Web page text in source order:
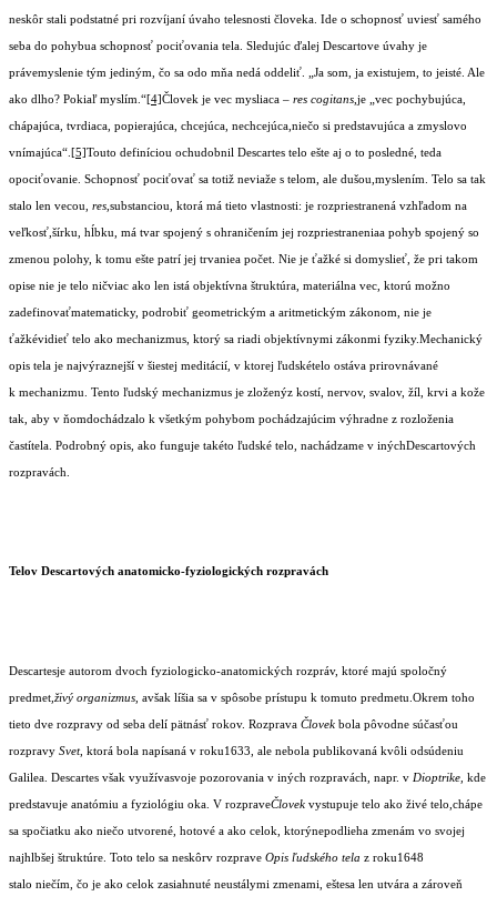
neskôr stali podstatné pri rozvíjaní úvaho telesnosti človeka. Ide o schopnosť uviesť samého
seba do pohybua schopnosť pociťovania tela. Sledujúc ďalej Descartove úvahy je
právemyslenie tým jediným, čo sa odo mňa nedá oddeliť. „Ja som, ja existujem, to jeisté. Ale
ako dlho? Pokiaľ myslím.“[4]Človek je vec mysliaca – res cogitans ,je „vec pochybujúca,
chápajúca, tvrdiaca, popierajúca, chcejúca, nechcejúca,niečo si predstavujúca a zmyslovo
vnímajúca“. [5]Touto definíciou ochudobnil Descartes telo ešte aj o to posledné, teda
opociťovanie. Schopnosť pociťovať sa totiž neviaže s telom, ale dušou,myslením. Telo sa tak
stalo len vecou, res ,substanciou, ktorá má tieto vlastnosti: je rozpriestranená vzhľadom na
veľkosť,šírku, hĺbku, má tvar spojený s ohraničením jej rozpriestraneniaa pohyb spojený so
zmenou polohy, k tomu ešte patrí jej trvaniea počet. Nie je ťažké si domyslieť, že pri takom
opise nie je telo ničviac ako len istá objektívna štruktúra, materiálna vec, ktorú možno
zadefinovaťmatematicky, podrobiť geometrickým a aritmetickým zákonom, nie je
ťažkévidieť telo ako mechanizmus, ktorý sa riadi objektívnymi zákonmi fyziky.Mechanický
opis tela je najvýraznejší v šiestej meditácií, v ktorej ľudskételo ostáva prirovnávané
k mechanizmu. Tento ľudský mechanizmus je zloženýz kostí, nervov, svalov, žíl, krvi a kože
tak, aby v ňomdochádzalo k všetkým pohybom pochádzajúcim výhradne z rozloženia
častítela. Podrobný opis, ako funguje takéto ľudské telo, nachádzame v inýchDescartových
rozpravách.
Telov Descartových anatomicko-fyziologických rozpravách
Descartesje autorom dvoch fyziologicko-anatomických rozpráv, ktoré majú spoločný
predmet ,živý organizmus, avšak líšia sa v spôsobe prístupu k tomuto predmetu.Okrem toho
tieto dve rozpravy od seba delí pätnásť rokov. Rozprava Človek bola pôvodne súčasťou
rozpravy Svet, ktorá bola napísaná v roku1633, ale nebola publikovaná kvôli odsúdeniu
Galilea. Descartes však využívasvoje pozorovania v iných rozpravách, napr. v Dioptrike, kde
predstavuje anatómiu a fyziológiu oka. V rozpraveČlovek vystupuje telo ako živé telo,chápe
sa spočiatku ako niečo utvorené, hotové a ako celok, ktorýnepodlieha zmenám vo svojej
najhlbšej štruktúre. Toto telo sa neskôrv rozprave Opis ľudského tela z roku1648
stalo niečím, čo je ako celok zasiahnuté neustálymi zmenami, eštesa len utvára a zároveň